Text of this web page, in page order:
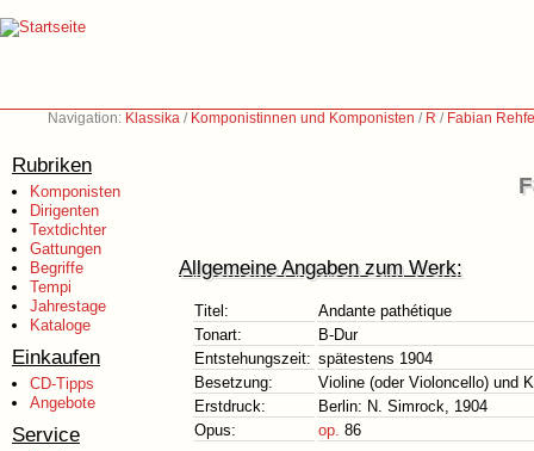
Navigation: Klassika / Komponistinnen und Komponisten / R / Fabian
Rubriken
Komponisten
Dirigenten
Textdichter
Gattungen
Begriffe
Tempi
Jahrestage
Kataloge
Einkaufen
CD-Tipps
Angebote
Service
Allgemeine Angaben zum Werk:
Titel:
Andante pathétique
Tonart:
B-Dur
Entstehungszeit: spätestens 1904
Besetzung:
Violine (oder Violoncello) und
Erstdruck:
Berlin: N. Simrock, 1904
Opus:
op. 86